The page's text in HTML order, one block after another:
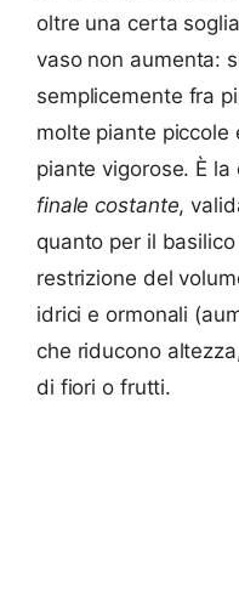
oltre una certa
vaso non aumenta:
semplicemente fra
molte piante piccole
piante vigorose. È
finale costante,
quanto per il
restrizione del
idrici e ormonali
che riducono
di fiori o frutti.